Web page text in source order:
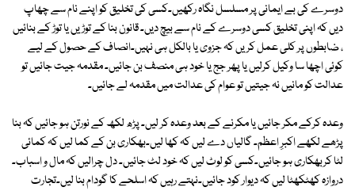
دوسرے کی بے ایمانی پر مسلسل نگاہ رکھیں۔کسی کی تخلیق کو اپنے نام سے چھاپ
دیں کہ اپنی تخلیق کسی دوسرے کے نام سے بیچ دیں۔ قانون بنا کے توڑیں یا توڑ کے بنائیں
، ضابطوں پر کلی عمل کریں کہ جزوی یا بالکل ہی نہیں۔انصاف کے حصول کے لیے
کوئی اچھا سا وکیل کرلیں یا پھر جج یا خود ہی منصف بن جائیں۔ مقدمہ جیت جائیں تو
عدالت کو مانیں نہ جیتیں تو عوام کی عدالت میں مقدمہ لے جائیں۔
وعدہ کرکے مکر جائیں یا مکرنے کے بعد وعدہ کر لیں۔ پڑھ لکھ کے نورتن ہو جائیں کہ بنا
پڑھے لکھے اکبرِ اعظم۔ گالیاں دے لیں کہ کھا لیں۔بھکاری بن کے کما لیں کہ کمائی
لٹا کربھکاری ہو جائیں۔کسی کو لوٹ لیں کہ خود لٹ جائیں۔ دل چرالیں کہ مال و اسباب۔
دروازہ کھٹکھٹا لیں کہ دیوار کود جائیں۔نہتے رہیں کہ اسلحے کا گودام بنا لیں۔تجارت